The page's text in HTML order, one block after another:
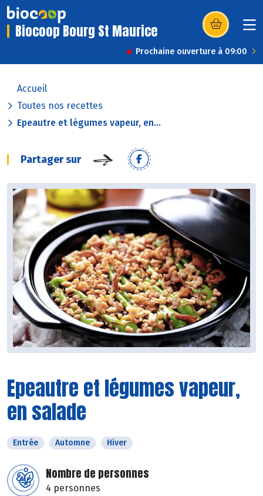
Biocoop Bourg St Maurice (s’ouvre dans
Prochaine ouverture à 09:00
Accueil
Toutes nos recettes
Epeautre et légumes vapeur, en...
Partager sur
Epeautre et légumes vapeur,
en salade
Entrée Automne Hiver
Nombre de personnes
4 personnes